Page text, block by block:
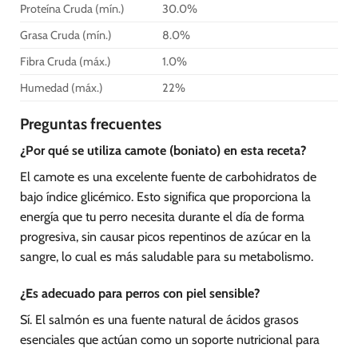
Proteína Cruda (mín.)
30.0%
Grasa Cruda (mín.)
8.0%
Fibra Cruda (máx.)
1.0%
Humedad (máx.)
22%
Preguntas frecuentes
¿Por qué se utiliza camote (boniato) en esta receta?
El camote es una excelente fuente de carbohidratos de
bajo índice glicémico. Esto significa que proporciona la
energía que tu perro necesita durante el día de forma
progresiva, sin causar picos repentinos de azúcar en la
sangre, lo cual es más saludable para su metabolismo.
¿Es adecuado para perros con piel sensible?
Sí. El salmón es una fuente natural de ácidos grasos
esenciales que actúan como un soporte nutricional para